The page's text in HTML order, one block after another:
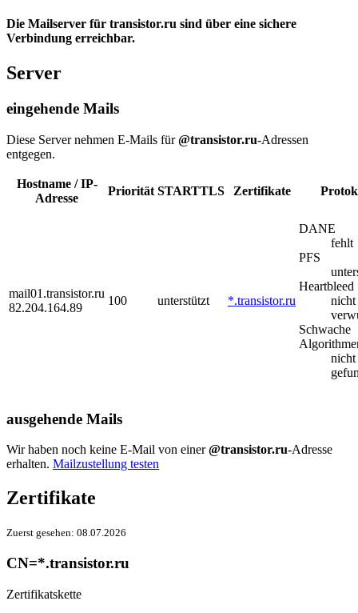
Die Mailserver für transistor.ru sind über eine sichere
Verbindung erreichbar.
Server
eingehende Mails
Diese Server nehmen E-Mails für@transistor.ru-Adressen
entgegen.
Hostname / IP-
Adresse
Priorität STARTTLS Zertifikate
mail01.transistor.ru
82.204.164.89
100 unterstützt *.transistor.ru
DANE
fehlt
PFS
Heartbleed
nicht
Schwache
nicht
ausgehende Mails
Wir haben noch keine E-Mail von einer@transistor.ru-Adresse
erhalten. Mailzustellung testen
Zertifikate
Zuerst gesehen: 08.07.2026
CN=*.transistor.ru
Zertifikatskette